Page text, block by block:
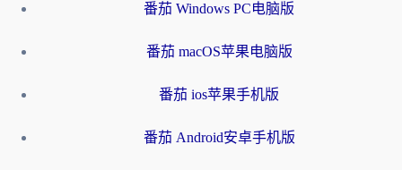
番茄 Windows PC电脑版
番茄 macOS苹果电脑版
番茄 ios苹果手机版
番茄 Android安卓手机版